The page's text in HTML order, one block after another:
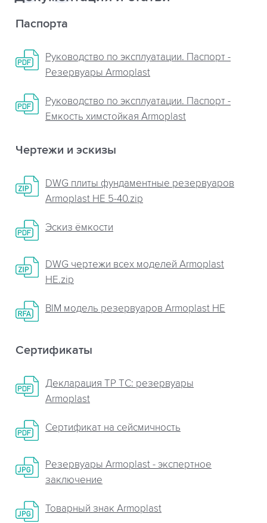
Паспорта
Руководство по эксплуатации. Паспорт -
Резервуары Armoplast
Руководство по эксплуатации. Паспорт -
Емкость химстойкая Armoplast
Чертежи и эскизы
DWG плиты фундаментные резервуаров
Armoplast НЕ 5-40.zip
Эскиз ёмкости
DWG чертежи всех моделей Armoplast
НЕ.zip
BIM модель резервуаров Armoplast HE
Сертификаты
Декларация ТР ТС: резервуары
Armoplast
Сертификат на сейсмичность
Резервуары Armoplast - экспертное
заключение
Товарный знак Armoplast